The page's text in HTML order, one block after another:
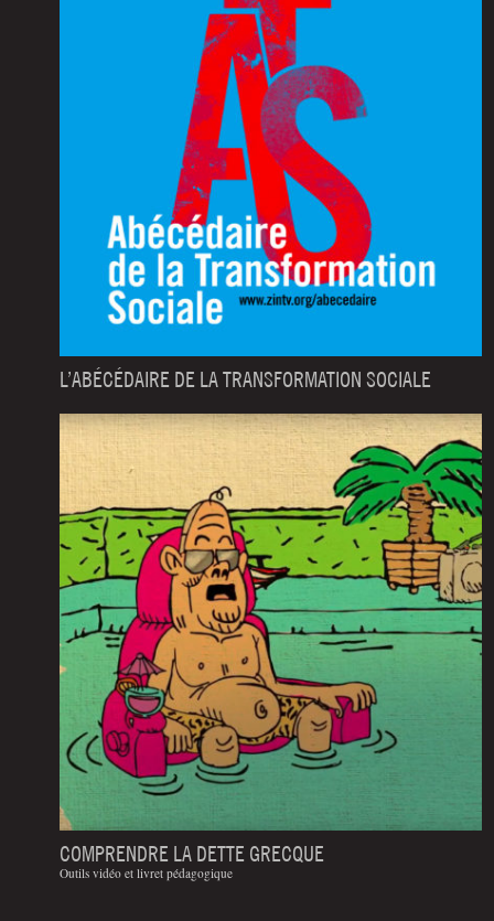
L’ABÉCÉDAIRE DE LA TRANSFORMATION SOCIALE
COMPRENDRE LA DETTE GRECQUE
Outils vidéo et livret pédagogique